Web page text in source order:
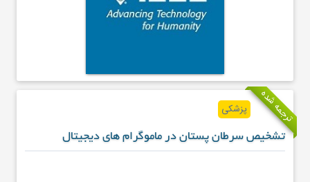
ترجمه شده پزشکی
تشخیص سرطان پستان در ماموگرام های دیجیتال